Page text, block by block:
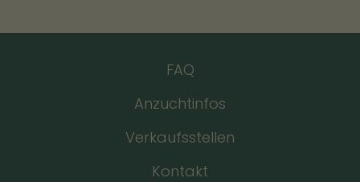
FAQ
Anzuchtinfos
Verkaufsstellen
Kontakt